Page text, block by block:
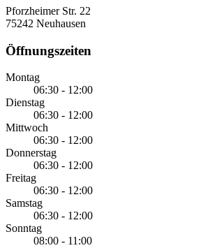
Pforzheimer Str. 22
75242 Neuhausen
Öffnungszeiten
Montag
06:30 - 12:00
Dienstag
06:30 - 12:00
Mittwoch
06:30 - 12:00
Donnerstag
06:30 - 12:00
Freitag
06:30 - 12:00
Samstag
06:30 - 12:00
Sonntag
08:00 - 11:00